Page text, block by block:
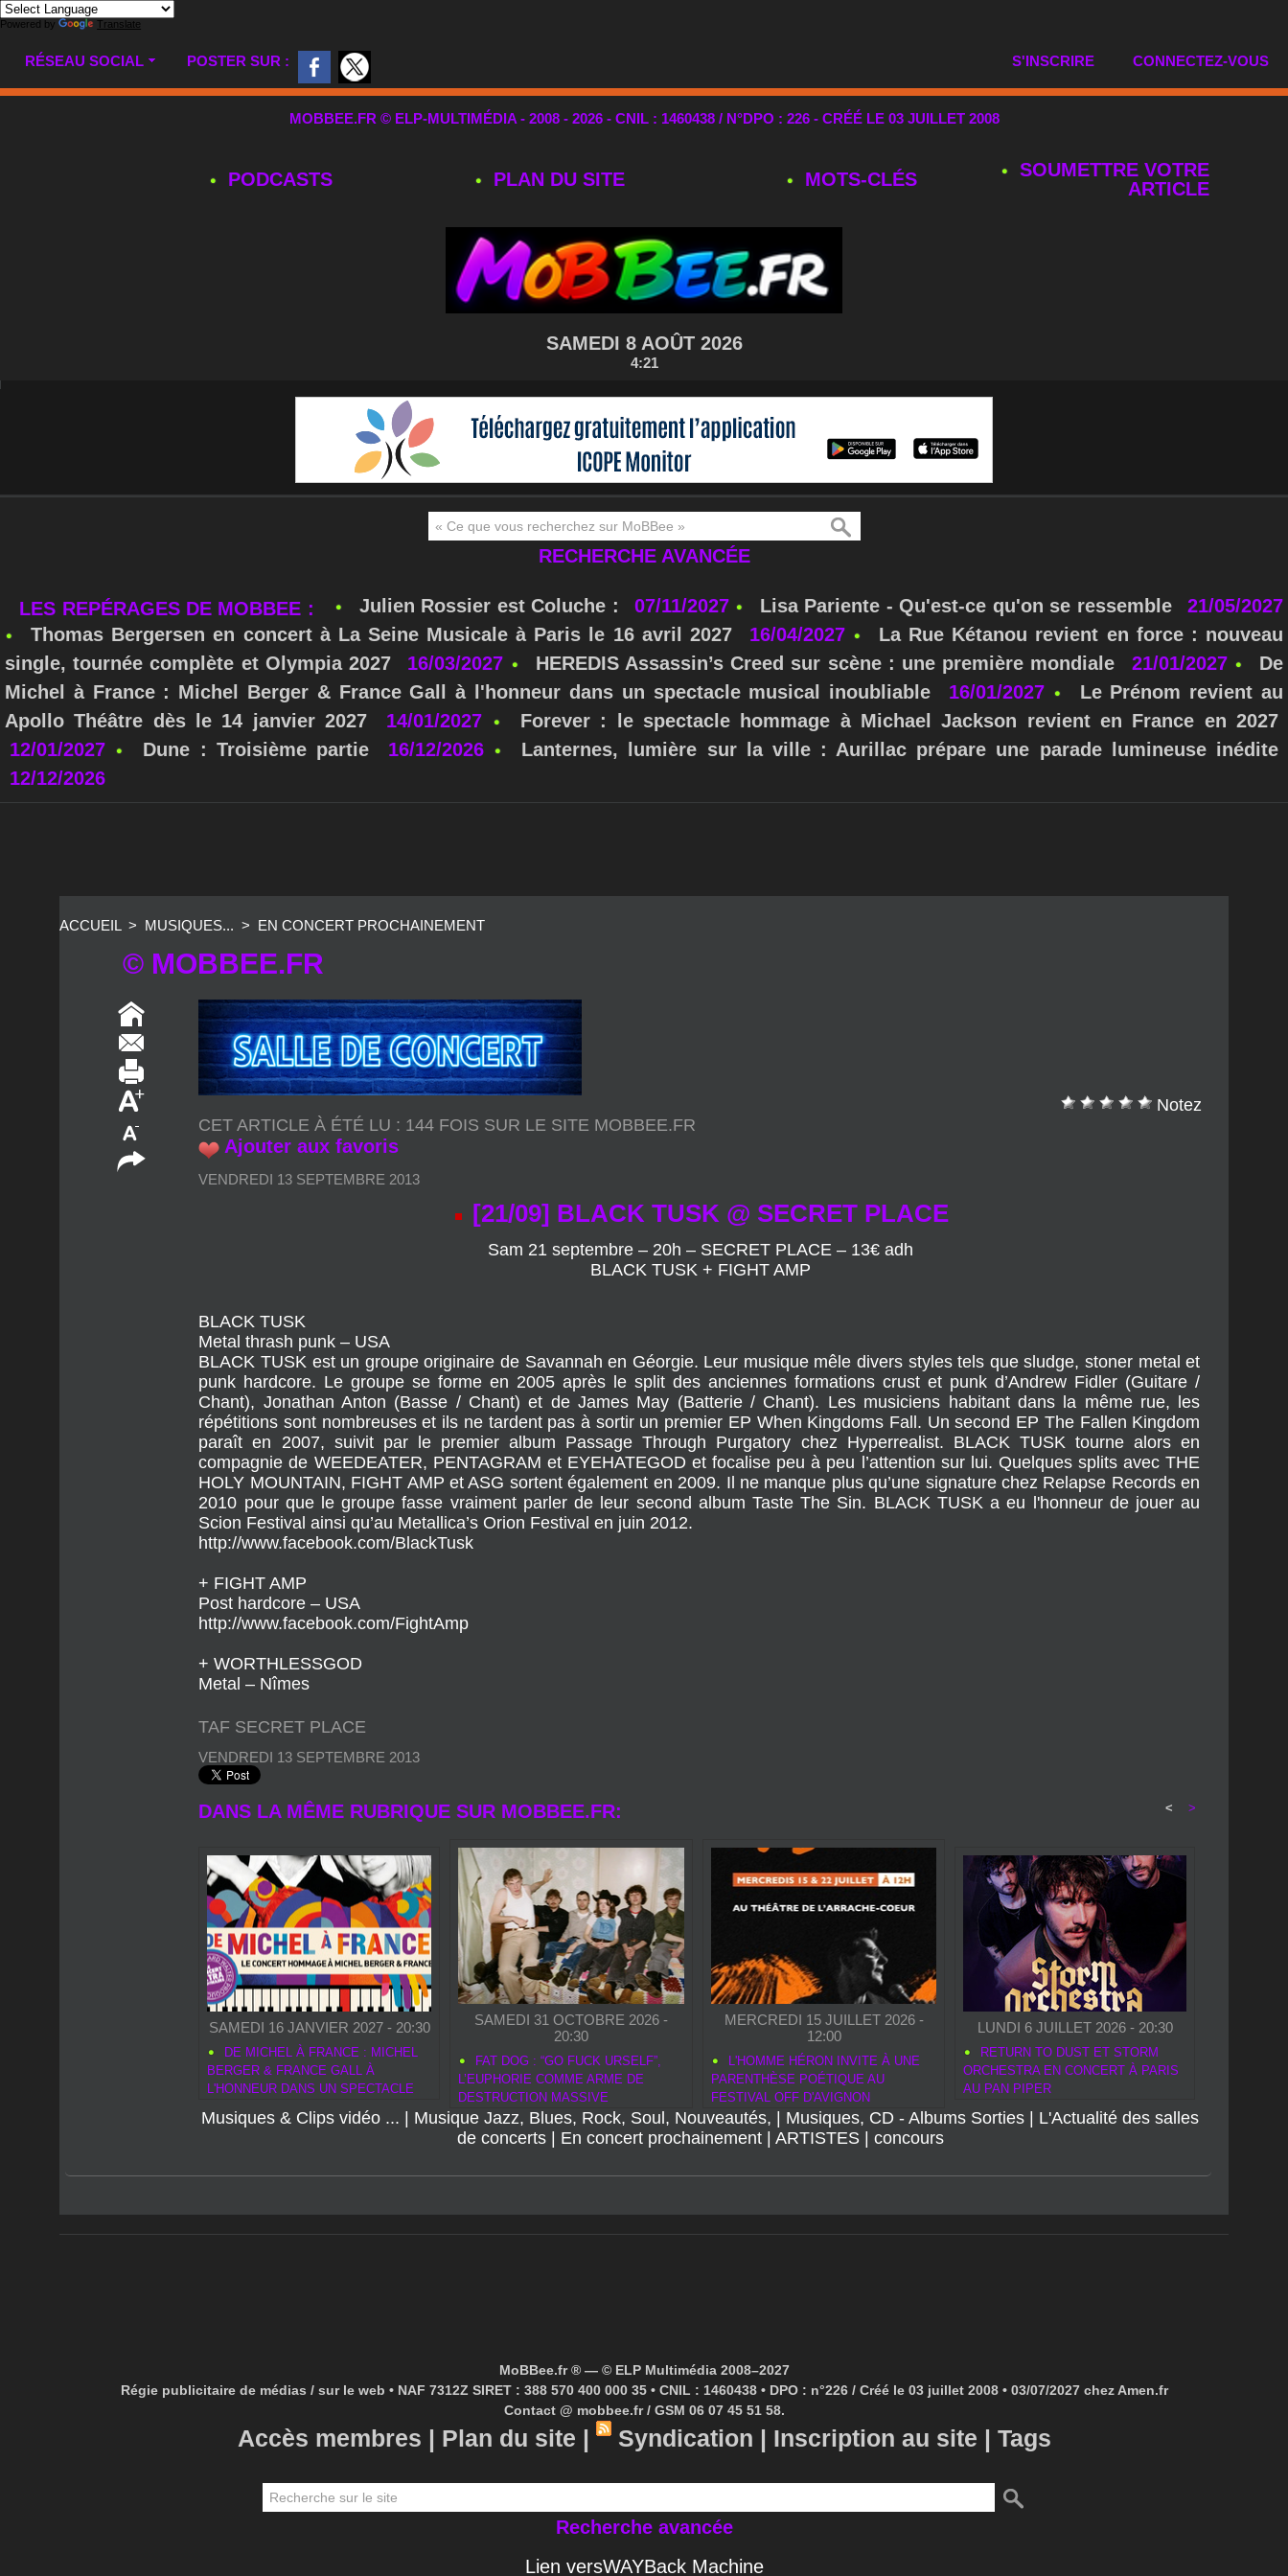
Powered by Translate
RÉSEAU SOCIAL POSTER SUR : CONNECTEZ-VOUS
S'INSCRIRE
MOBBEE.FR © ELP-MULTIMÉDIA - 2008 - 2026 - CNIL : 1460438 / N°DPO : 226 - CRÉÉ LE 03 JUILLET 2008
PODCASTS PLAN DU SITE MOTS‑CLÉS
SOUMETTRE VOTRE
ARTICLE
SAMEDI 8 AOÛT 2026
4:21
RECHERCHE AVANCÉE
LES REPÉRAGES DE MOBBEE : Julien Rossier est Coluche : 07/11/2027 Lisa Pariente - Qu'est-ce qu'on se ressemble
21/05/2027
Thomas Bergersen en concert à La Seine Musicale à Paris le 16 avril 2027
16/04/2027
La Rue Kétanou revient en force : nouveau
single, tournée complète et Olympia 2027
16/03/2027 HEREDIS Assassin’s Creed sur scène : une première mondiale 21/01/2027
De
Michel à France : Michel Berger & France Gall à l'honneur dans un spectacle musical inoubliable
16/01/2027
Le Prénom revient au
Apollo Théâtre dès le 14 janvier 2027
14/01/2027
Forever : le spectacle hommage à Michael Jackson revient en France en 2027
12/01/2027
Dune : Troisième partie 16/12/2026
Lanternes, lumière sur la ville : Aurillac prépare une parade lumineuse inédite
12/12/2026
ACCUEIL > MUSIQUES... > EN CONCERT PROCHAINEMENT
© MOBBEE.FR
Notez
CET ARTICLE À ÉTÉ LU : 144 FOIS SUR LE SITE MOBBEE.FR
Ajouter aux favoris
VENDREDI 13 SEPTEMBRE 2013
[21/09] BLACK TUSK @ SECRET PLACE
Sam 21 septembre – 20h – SECRET PLACE – 13€ adh
BLACK TUSK + FIGHT AMP
BLACK TUSK
Metal thrash punk – USA
BLACK TUSK est un groupe originaire de Savannah en Géorgie. Leur musique mêle divers styles tels que sludge, stoner metal et
punk hardcore. Le groupe se forme en 2005 après le split des anciennes formations crust et punk d’Andrew Fidler (Guitare /
Chant), Jonathan Anton (Basse / Chant) et de James May (Batterie / Chant). Les musiciens habitant dans la même rue, les
répétitions sont nombreuses et ils ne tardent pas à sortir un premier EP When Kingdoms Fall. Un second EP The Fallen Kingdom
paraît en 2007, suivit par le premier album Passage Through Purgatory chez Hyperrealist. BLACK TUSK tourne alors en
compagnie de WEEDEATER, PENTAGRAM et EYEHATEGOD et focalise peu à peu l’attention sur lui. Quelques splits avec THE
HOLY MOUNTAIN, FIGHT AMP et ASG sortent également en 2009. Il ne manque plus qu’une signature chez Relapse Records en
2010 pour que le groupe fasse vraiment parler de leur second album Taste The Sin. BLACK TUSK a eu l'honneur de jouer au
Scion Festival ainsi qu’au Metallica’s Orion Festival en juin 2012.
http://www.facebook.com/BlackTusk
+ FIGHT AMP
Post hardcore – USA
http://www.facebook.com/FightAmp
+ WORTHLESSGOD
Metal – Nîmes
TAF SECRET PLACE
VENDREDI 13 SEPTEMBRE 2013
DANS LA MÊME RUBRIQUE SUR MOBBEE.FR: < >
SAMEDI 16 JANVIER 2027 - 20:30
DE MICHEL À FRANCE : MICHEL
BERGER & FRANCE GALL À
L'HONNEUR DANS UN SPECTACLE
SAMEDI 31 OCTOBRE 2026 -
20:30
FAT DOG : “GO FUCK URSELF”,
L’EUPHORIE COMME ARME DE
DESTRUCTION MASSIVE
MERCREDI 15 JUILLET 2026 -
12:00
L'HOMME HÉRON INVITE À UNE
PARENTHÈSE POÉTIQUE AU
FESTIVAL OFF D'AVIGNON
LUNDI 6 JUILLET 2026 - 20:30
RETURN TO DUST ET STORM
ORCHESTRA EN CONCERT À PARIS
AU PAN PIPER
Musiques & Clips vidéo ... | Musique Jazz, Blues, Rock, Soul, Nouveautés, | Musiques, CD - Albums Sorties | L'Actualité des salles
de concerts | En concert prochainement | ARTISTES | concours
MoBBee.fr ® — © ELP Multimédia 2008–2027
Régie publicitaire de médias / sur le web • NAF 7312Z SIRET : 388 570 400 000 35 • CNIL : 1460438 • DPO : n°226 / Créé le 03 juillet 2008 • 03/07/2027 chez Amen.fr
Contact @ mobbee.fr / GSM 06 07 45 51 58.
Accès membres | Plan du site | Syndication | Inscription au site | Tags
Recherche avancée
Lien versWAYBack Machine